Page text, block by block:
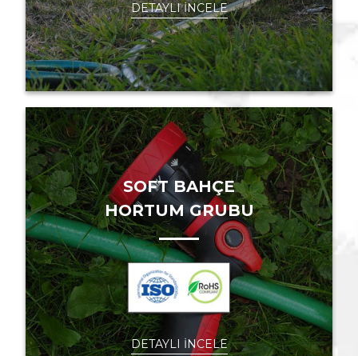
DETAYLI İNCELE
SOFT BAHÇE
HORTUM GRUBU
DETAYLI İNCELE